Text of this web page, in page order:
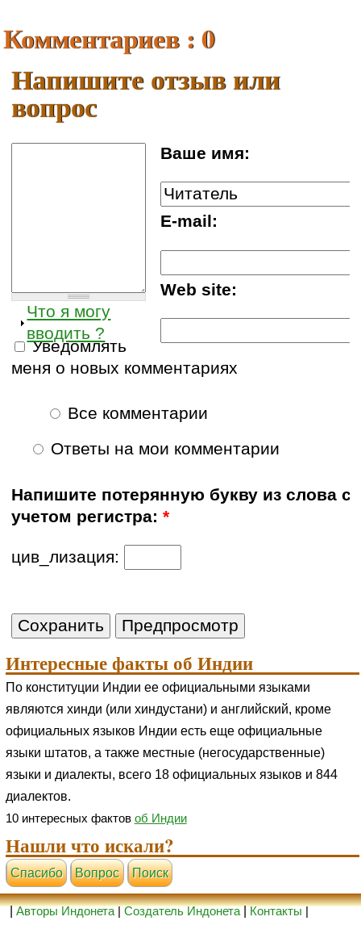
Комментариев : 0
Напишите отзыв или
вопрос
Ваше имя:
E-mail:
Web site:
Что я могу
вводить ?
Уведомлять
меня о новых комментариях
Все комментарии
Ответы на мои комментарии
Напишите потерянную букву из слова с
учетом регистра:*
цив_лизация:
Интересные факты об Индии
По конституции Индии ее официальными языками
являются хинди (или хиндустани) и английский, кроме
официальных языков Индии есть еще официальные
языки штатов, а также местные (негосударственные)
языки и диалекты, всего 18 официальных языков и 844
диалектов.
10 интересных фактов об Индии
Нашли что искали?
Cпасибо Вопрос Поиск
|Авторы Индонета|Создатель Индонета| Контакты